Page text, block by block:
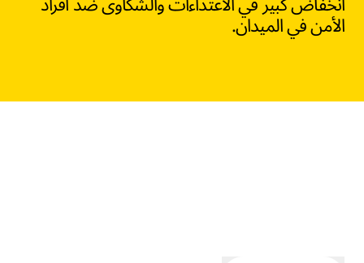
الأمن في الميدان.